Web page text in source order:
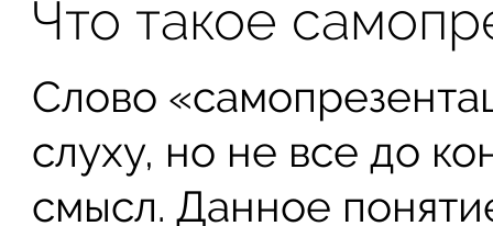
Что такое
Слово
слуху, но не все до
смысл. Данное